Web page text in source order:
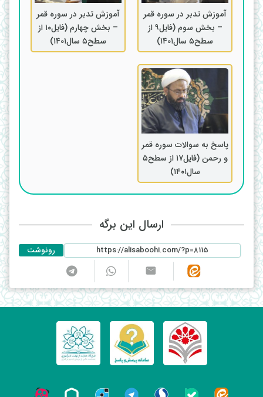
آموزش تدبر در سوره قمر
– بخش سوم (فایل۹ از
سطح۵ سال۱۴۰۱)
آموزش تدبر در سوره قمر
– بخش چهارم (فایل۱۰ از
سطح۵ سال۱۴۰۱)
پاسخ به سوالات سوره قمر
و رحمن (فایل۱۷ از سطح۵
سال۱۴۰۱)
ارسال این برگه
رونوشت